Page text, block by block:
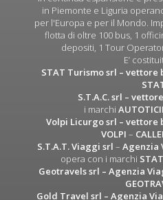
in Piemonte e Liguria
per l'Europa e per il Mondo.
flotta di oltre 100 bus, 1
depositi, 1 Tour
E’
STAT Turismo srl – vettore
S.T.A.C. srl –
i marchi
Volpi Licurgo srl – vettore
VOLPI –
S.T.A.T. Viaggi srl –Agenzia
opera con i marchi
Geotravels srl – Agenzia
Gold Travel srl – Agenzia